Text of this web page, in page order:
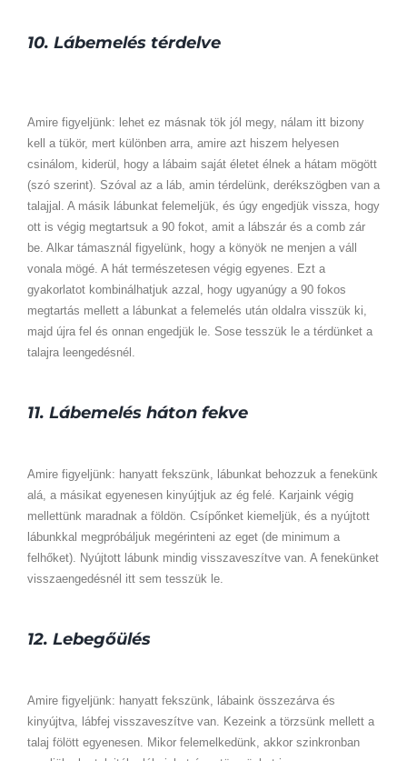
10. Lábemelés térdelve
Amire figyeljünk: lehet ez másnak tök jól megy, nálam itt bizony
kell a tükör, mert különben arra, amire azt hiszem helyesen
csinálom, kiderül, hogy a lábaim saját életet élnek a hátam mögött
(szó szerint). Szóval az a láb, amin térdelünk, derékszögben van a
talajjal. A másik lábunkat felemeljük, és úgy engedjük vissza, hogy
ott is végig megtartsuk a 90 fokot, amit a lábszár és a comb zár
be. Alkar támasznál figyelünk, hogy a könyök ne menjen a váll
vonala mögé. A hát természetesen végig egyenes. Ezt a
gyakorlatot kombinálhatjuk azzal, hogy ugyanúgy a 90 fokos
megtartás mellett a lábunkat a felemelés után oldalra visszük ki,
majd újra fel és onnan engedjük le. Sose tesszük le a térdünket a
talajra leengedésnél.
11. Lábemelés háton fekve
Amire figyeljünk: hanyatt fekszünk, lábunkat behozzuk a fenekünk
alá, a másikat egyenesen kinyújtjuk az ég felé. Karjaink végig
mellettünk maradnak a földön. Csípőnket kiemeljük, és a nyújtott
lábunkkal megpróbáljuk megérinteni az eget (de minimum a
felhőket). Nyújtott lábunk mindig visszaveszítve van. A fenekünket
visszaengedésnél itt sem tesszük le.
12. Lebegőülés
Amire figyeljünk: hanyatt fekszünk, lábaink összezárva és
kinyújtva, lábfej visszaveszítve van. Kezeink a törzsünk mellett a
talaj fölött egyenesen. Mikor felemelkedünk, akkor szinkronban